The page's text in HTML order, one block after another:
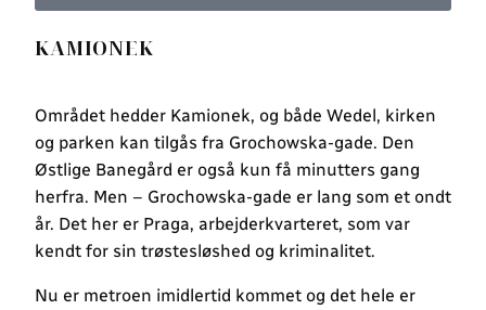
KAMIONEK
Området hedder Kamionek, og både Wedel, kirken
og parken kan tilgås fra Grochowska-gade. Den
Østlige Banegård er også kun få minutters gang
herfra. Men – Grochowska-gade er lang som et ondt
år. Det her er Praga, arbejderkvarteret, som var
kendt for sin trøstesløshed og kriminalitet.
Nu er metroen imidlertid kommet og det hele er